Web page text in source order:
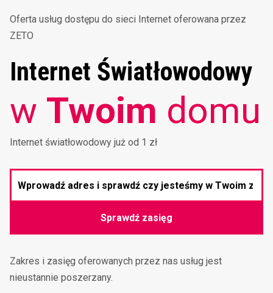
Oferta usług dostępu do sieci Internet oferowana przez
ZETO
Internet Światłowodowy
w Twoim domu
Internet światłowodowy już od 1 zł
Zakres i zasięg oferowanych przez nas usług jest
nieustannie poszerzany.